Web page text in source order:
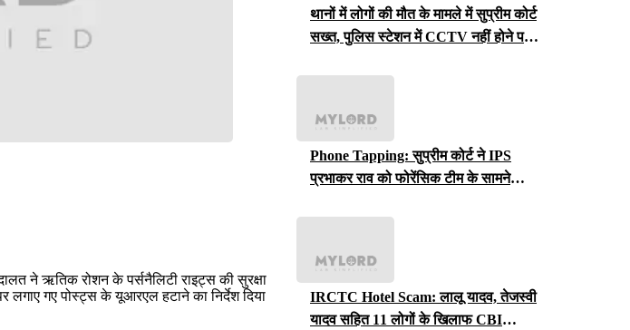
ने ऋतिक रोशन के पर्सनैलिटी राइट्स की सुरक्षा
गए पोस्ट्स के यूआरएल हटाने का निर्देश दिया
थानों में लोगों की मौत के मामले में सुप्रीम कोर्ट
सख्त, पुलिस स्टेशन में CCTV नहीं होने पर
Phone Tapping: सुप्रीम कोर्ट ने IPS
प्रभाकर राव को फोरेंसिक टीम के सामने
IRCTC Hotel Scam: लालू यादव, तेजस्वी
यादव सहित 11 लोगों के खिलाफ CBI